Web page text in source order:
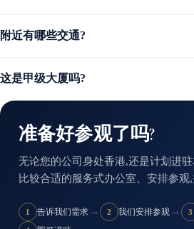
附近有哪些交通?
这是甲级大厦吗?
准备好参观了吗?
无论您的公司身处香港,还是计划进
比较合适的服务式办公室、安排参观,
1 告诉我们需求 → 2 我们安排参观 → 3